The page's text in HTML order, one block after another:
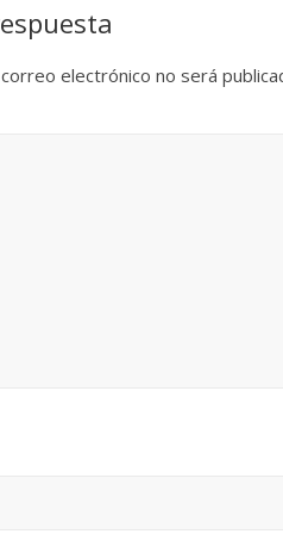
electrónico no será
de
Navarro
Villuendas